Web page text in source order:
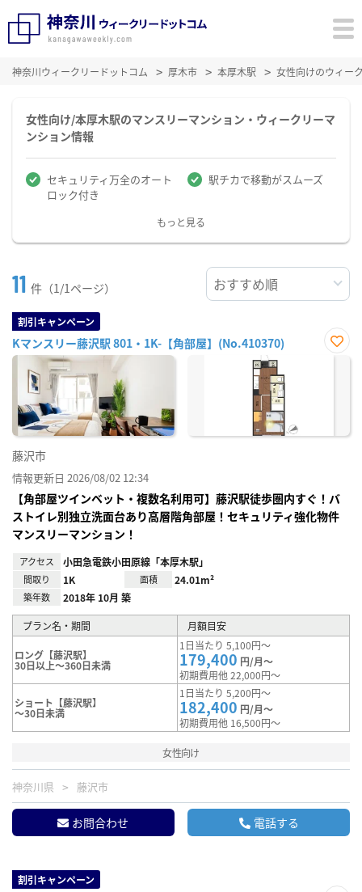
神奈川ウィークリードットコム 厚木市 本厚木駅 女性向けのウィー
女性向け/本厚木駅のマンスリーマンション・ウィークリーマ
ンション情報
セキュリティ万全のオート
ロック付き
駅チカで移動がスムーズ
もっと見る
11 件（1/1ページ）
割引キャンペーン
Kマンスリー藤沢駅 801・1K-【角部屋】(No.410370)
お気
藤沢市
情報更新日 2026/08/02 12:34
【角部屋ツインベット・複数名利用可】藤沢駅徒歩圏内すぐ！バ
ストイレ別独立洗面台あり高層階角部屋！セキュリティ強化物件
マンスリーマンション！
アクセス 小田急電鉄小田原線「本厚木駅」
間取り 1K 面積 24.01m²
築年数 2018年 10月 築
プラン名・期間 月額目安
ロング【藤沢駅】
30日以上～360日未満
1日当たり 5,100円～
179,400 円/月～
初期費用他 22,000円～
ショート【藤沢駅】
～30日未満
1日当たり 5,200円～
182,400 円/月～
初期費用他 16,500円～
女性向け
神奈川県 藤沢市
お問合わせ 電話する
割引キャンペーン